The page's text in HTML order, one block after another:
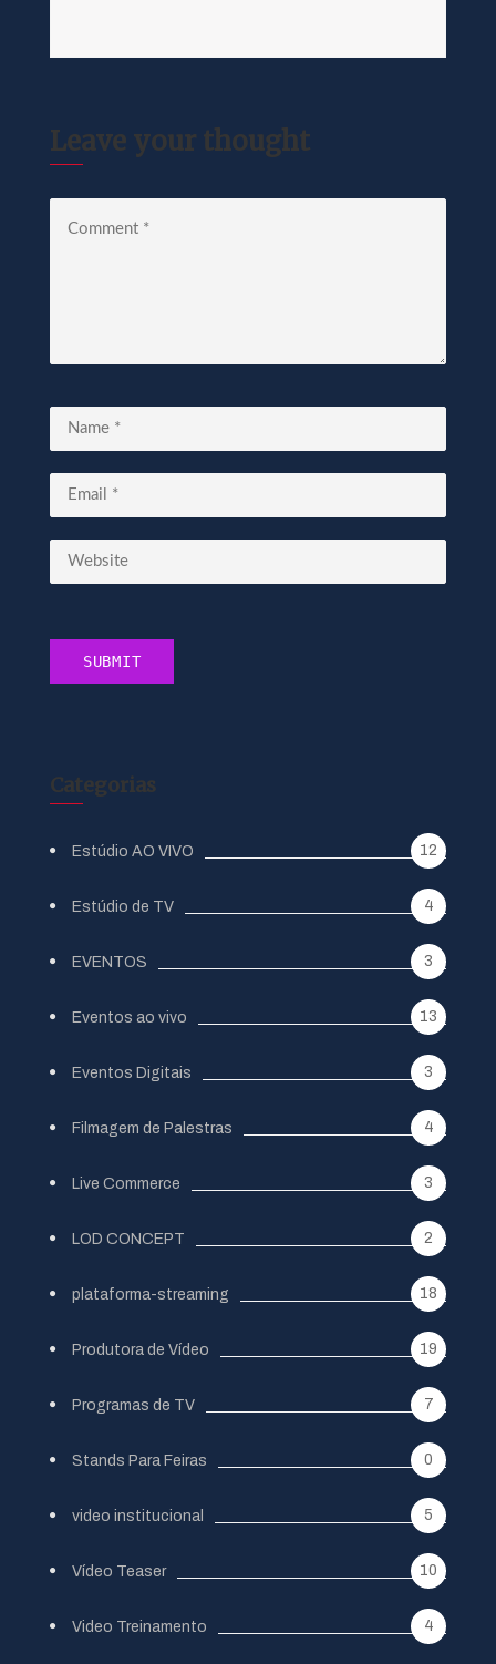
Leave your thought
Categorias
Estúdio AO VIVO 12
Estúdio de TV 4
EVENTOS 3
Eventos ao vivo 13
Eventos Digitais 3
Filmagem de Palestras 4
Live Commerce 3
LOD CONCEPT 2
plataforma-streaming 18
Produtora de Vídeo 19
Programas de TV 7
Stands Para Feiras 0
video institucional 5
Vídeo Teaser 10
Video Treinamento 4